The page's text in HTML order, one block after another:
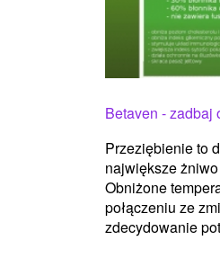
Betaven - zadbaj
Przeziębienie to
największe
Obniżone
połączeniu ze
zdecydowanie